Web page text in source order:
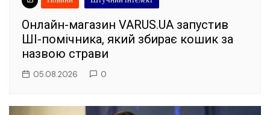
Онлайн-магазин VARUS.UA запустив
ШІ-помічника, який збирає кошик за
назвою страви
05.08.2026 0